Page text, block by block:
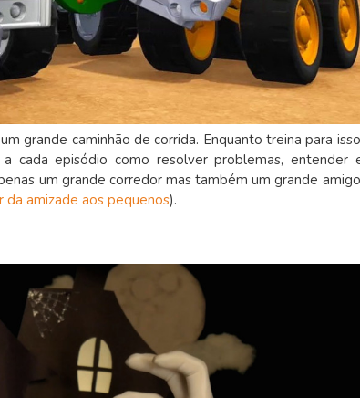
grande caminhão de corrida. Enquanto treina para
cada episódio como resolver problemas, entender
um grande corredor mas também um grande
da amizade aos pequenos).